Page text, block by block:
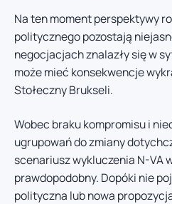
Na ten moment perspektywy
politycznego pozostają
negocjacjach znalazły się w
może mieć konsekwencje
Stołeczny Brukseli.
Wobec braku kompromisu i
ugrupowań do zmiany
scenariusz wykluczenia N-VA
prawdopodobny. Dopóki nie
polityczna lub nowa